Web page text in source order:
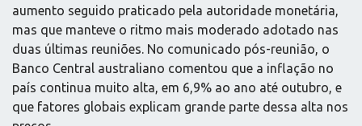
aumento seguido praticado pela autoridade monetária,
mas que manteve o ritmo mais moderado adotado nas
duas últimas reuniões. No comunicado pós-reunião, o
Banco Central australiano comentou que a inflação no
país continua muito alta, em 6,9% ao ano até outubro, e
que fatores globais explicam grande parte dessa alta nos